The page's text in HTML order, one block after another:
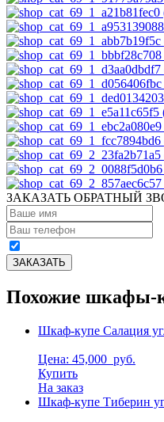
ЗАКАЗАТЬ ОБРАТНЫЙ
Похожие шкафы-
Шкаф-купе Салация
Цена: 45,000 руб.
Купить
На заказ
Шкаф-купе Тиберин